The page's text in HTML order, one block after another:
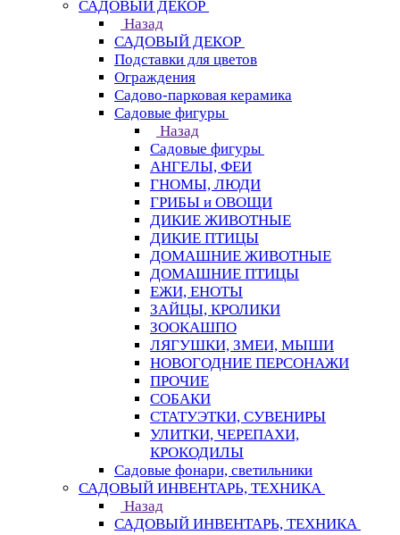
САДОВЫЙ ДЕКОР
Назад
САДОВЫЙ ДЕКОР
Подставки для цветов
Ограждения
Садово-парковая керамика
Садовые фигуры
Назад
Садовые фигуры
АНГЕЛЫ, ФЕИ
ГНОМЫ, ЛЮДИ
ГРИБЫ и ОВОЩИ
ДИКИЕ ЖИВОТНЫЕ
ДИКИЕ ПТИЦЫ
ДОМАШНИЕ ЖИВОТНЫЕ
ДОМАШНИЕ ПТИЦЫ
ЕЖИ, ЕНОТЫ
ЗАЙЦЫ, КРОЛИКИ
ЗООКАШПО
ЛЯГУШКИ, ЗМЕИ, МЫШИ
НОВОГОДНИЕ ПЕРСОНАЖИ
ПРОЧИЕ
СОБАКИ
СТАТУЭТКИ, СУВЕНИРЫ
УЛИТКИ, ЧЕРЕПАХИ,
КРОКОДИЛЫ
Садовые фонари, светильники
САДОВЫЙ ИНВЕНТАРЬ, ТЕХНИКА
Назад
САДОВЫЙ ИНВЕНТАРЬ, ТЕХНИКА